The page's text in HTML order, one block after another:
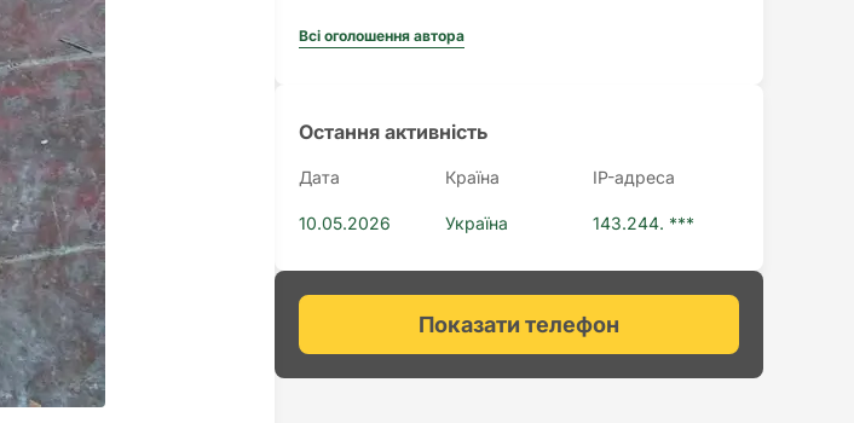
Всі оголошення автора
Остання активність
Дата Країна IP-адреса
10.05.2026 Україна 143.244. ***
Показати телефон